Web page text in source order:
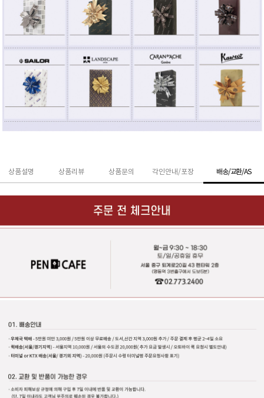
상품설명 상품리뷰 상품문의 각인안내/포장 배송/교환/AS